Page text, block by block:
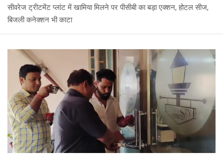
सीवरेज ट्रीटमेंट प्लांट में खामिया मिलने पर पीसीबी का बड़ा एक्शन, होटल सीज,
बिजली कनेक्शन भी काटा